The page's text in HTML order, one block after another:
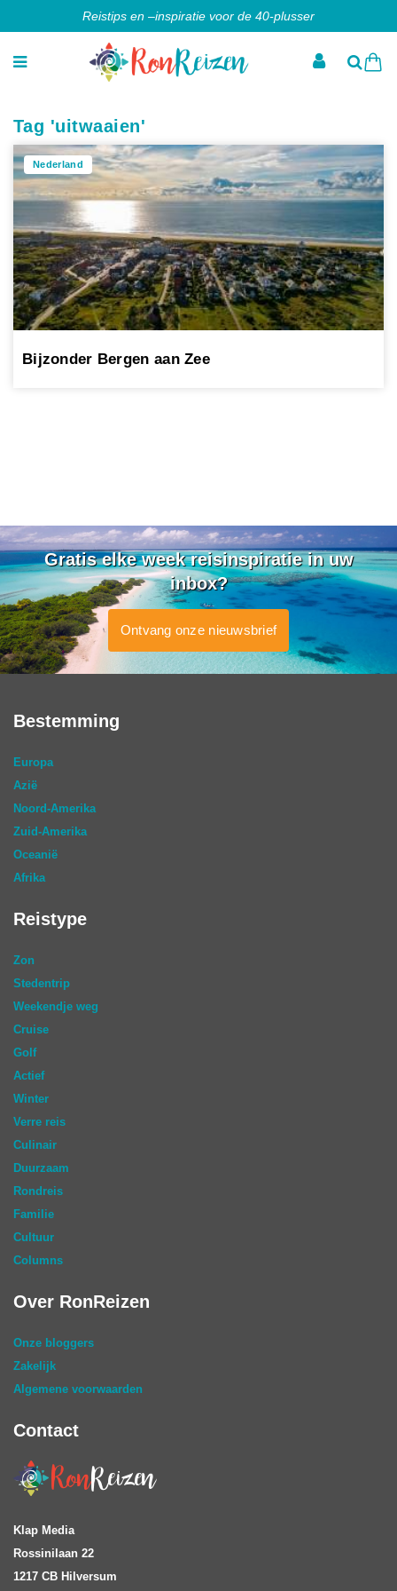
Reistips en –inspiratie voor de 40-plusser
Tag 'uitwaaien'
Nederland
Bijzonder Bergen aan Zee
Gratis elke week reisinspiratie in uw
inbox?
Ontvang onze nieuwsbrief
Bestemming
Europa
Azië
Noord-Amerika
Zuid-Amerika
Oceanië
Afrika
Reistype
Zon
Stedentrip
Weekendje weg
Cruise
Golf
Actief
Winter
Verre reis
Culinair
Duurzaam
Rondreis
Familie
Cultuur
Columns
Over RonReizen
Onze bloggers
Zakelijk
Algemene voorwaarden
Contact
Klap Media
Rossinilaan 22
1217 CB Hilversum